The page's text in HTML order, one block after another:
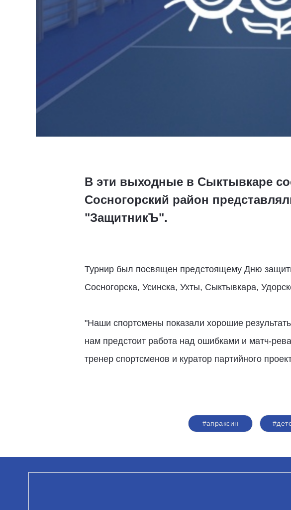
В эти выходные в Сыктывкаре
Сосногорский район
"ЗащитникЪ".
Турнир был посвящен предстоящему Дню
Сосногорска, Усинска, Ухты, Сыктывкара,
"Наши спортсмены показали хорошие
нам предстоит работа над ошибками и матч-
тренер спортсменов и куратор партийного
#апраксин